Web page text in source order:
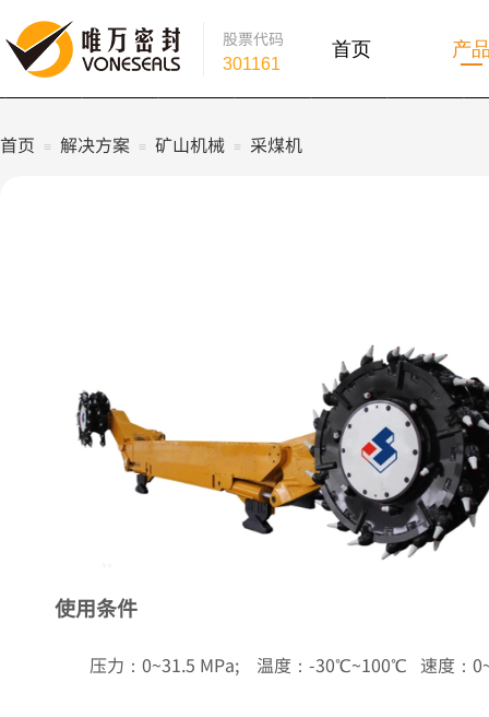
股票代码
301161
首页 产
首页 ≡ 解决方案 ≡ 矿山机械 ≡ 采煤机
使用条件
压力：0~31.5 MPa; 温度：-30℃~100℃ 速度：